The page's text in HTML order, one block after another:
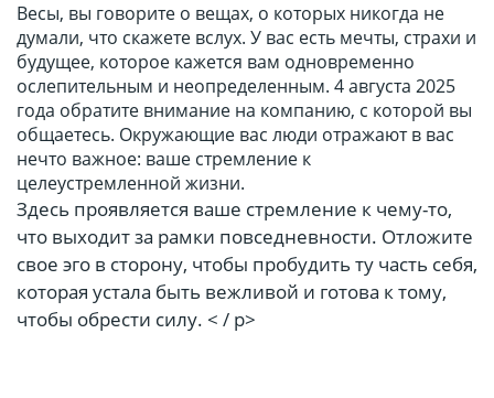
Весы, вы говорите о вещах, о которых никогда не
думали, что скажете вслух. У вас есть мечты, страхи и
будущее, которое кажется вам одновременно
ослепительным и неопределенным. 4 августа 2025
года обратите внимание на компанию, с которой вы
общаетесь. Окружающие вас люди отражают в вас
нечто важное: ваше стремление к
целеустремленной жизни.
Здесь проявляется ваше стремление к чему-то,
что выходит за рамки повседневности. Отложите
свое эго в сторону, чтобы пробудить ту часть себя,
которая устала быть вежливой и готова к тому,
чтобы обрести силу. < / p>